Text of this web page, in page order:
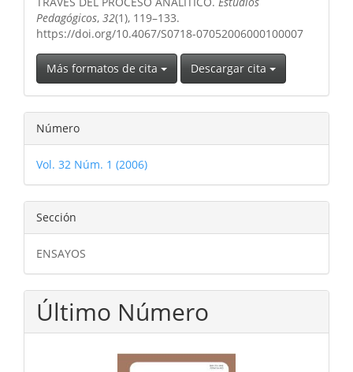
Pedagógicos, 32(1), 119–133.
https://doi.org/10.4067/S0718-07052006000100007
Más formatos de cita Descargar cita
Número
Vol. 32 Núm. 1 (2006)
Sección
ENSAYOS
Último Número